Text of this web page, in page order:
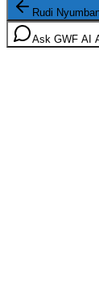
Rudi
Ask GWF AI